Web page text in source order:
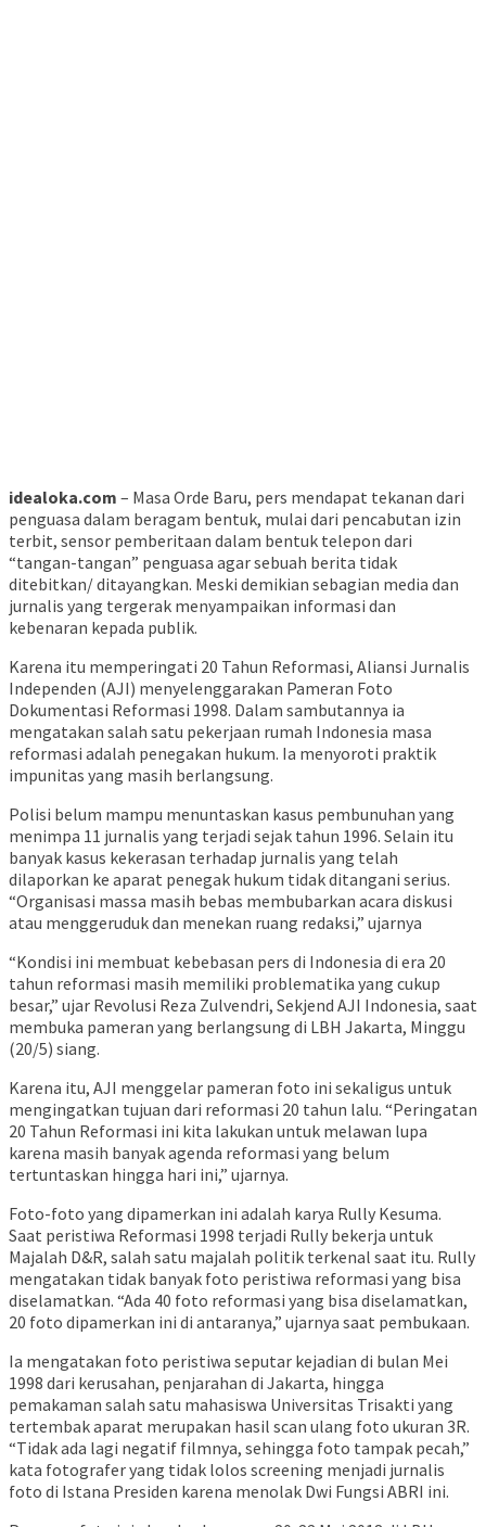
idealoka.com – Masa Orde Baru, pers mendapat tekanan dari
penguasa dalam beragam bentuk, mulai dari pencabutan izin
terbit, sensor pemberitaan dalam bentuk telepon dari
“tangan-tangan” penguasa agar sebuah berita tidak
ditebitkan/ ditayangkan. Meski demikian sebagian media dan
jurnalis yang tergerak menyampaikan informasi dan
kebenaran kepada publik.
Karena itu memperingati 20 Tahun Reformasi, Aliansi Jurnalis
Independen (AJI) menyelenggarakan Pameran Foto
Dokumentasi Reformasi 1998. Dalam sambutannya ia
mengatakan salah satu pekerjaan rumah Indonesia masa
reformasi adalah penegakan hukum. Ia menyoroti praktik
impunitas yang masih berlangsung.
Polisi belum mampu menuntaskan kasus pembunuhan yang
menimpa 11 jurnalis yang terjadi sejak tahun 1996. Selain itu
banyak kasus kekerasan terhadap jurnalis yang telah
dilaporkan ke aparat penegak hukum tidak ditangani serius.
“Organisasi massa masih bebas membubarkan acara diskusi
atau menggeruduk dan menekan ruang redaksi,” ujarnya
“Kondisi ini membuat kebebasan pers di Indonesia di era 20
tahun reformasi masih memiliki problematika yang cukup
besar,” ujar Revolusi Reza Zulvendri, Sekjend AJI Indonesia, saat
membuka pameran yang berlangsung di LBH Jakarta, Minggu
(20/5) siang.
Karena itu, AJI menggelar pameran foto ini sekaligus untuk
mengingatkan tujuan dari reformasi 20 tahun lalu. “Peringatan
20 Tahun Reformasi ini kita lakukan untuk melawan lupa
karena masih banyak agenda reformasi yang belum
tertuntaskan hingga hari ini,” ujarnya.
Foto-foto yang dipamerkan ini adalah karya Rully Kesuma.
Saat peristiwa Reformasi 1998 terjadi Rully bekerja untuk
Majalah D&R, salah satu majalah politik terkenal saat itu. Rully
mengatakan tidak banyak foto peristiwa reformasi yang bisa
diselamatkan. “Ada 40 foto reformasi yang bisa diselamatkan,
20 foto dipamerkan ini di antaranya,” ujarnya saat pembukaan.
Ia mengatakan foto peristiwa seputar kejadian di bulan Mei
1998 dari kerusahan, penjarahan di Jakarta, hingga
pemakaman salah satu mahasiswa Universitas Trisakti yang
tertembak aparat merupakan hasil scan ulang foto ukuran 3R.
“Tidak ada lagi negatif filmnya, sehingga foto tampak pecah,”
kata fotografer yang tidak lolos screening menjadi jurnalis
foto di Istana Presiden karena menolak Dwi Fungsi ABRI ini.